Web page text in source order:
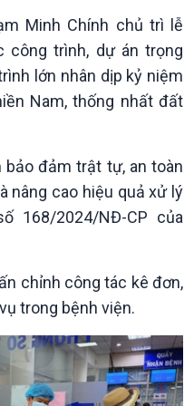
Hồ sơ sự kiện quốc tế
Thế giới & Việt Nam
Biên cương - Một dải vững
bền
Nông nghiệp & Biển đảo
Tin Nông nghiệp & Biển
Minh Chính chủ trì lễ
công trình, dự án trọng
lớn nhân dịp kỷ niệm
Nam, thống nhất đất
đảm trật tự, an toàn
nâng cao hiệu quả xử lý
168/2024/NĐ-CP của
chỉnh công tác kê đơn,
trong bệnh viện.